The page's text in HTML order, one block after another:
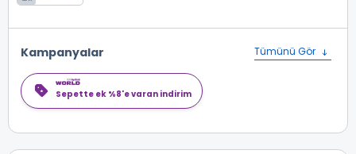
Kampanyalar Tümünü Gör
Sepette ek %8'e varan indirim